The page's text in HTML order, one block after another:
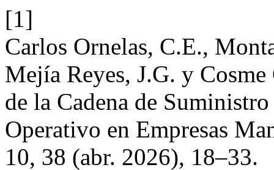
[1]
Carlos Ornelas, C.E.,
Mejía Reyes, J.G. y
de la Cadena de
Operativo en Empresas
10, 38 (abr. 2026), 18–33.